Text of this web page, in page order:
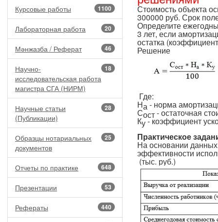
1100
Курсовые работы
20
Лабораторная работа
46
Мәнжазба / Реферат
18
Научно-
исследовательская работа
магистра СГА (НИРМ)
28
Научные статьи
(Публикации)
25
Образцы нотариальных
документов
648
Отчеты по практике
53
Презентации
440
Рефераты
Стоимость объекта
300000 руб. Срок
Определите
3 лет, если
остатка
Решение
Где:
На- норма
Сост- остаточная
Ку- коэффициент
Практическое
На основании данных
эффективности
(тыс. руб.)